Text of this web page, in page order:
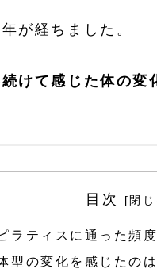
が経ちました。
けて感じた体の変
目次
ラティスに通った頻度
型の変化を感じたの